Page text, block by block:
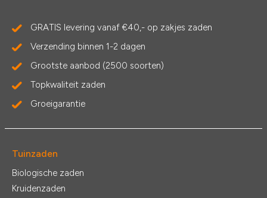
GRATIS levering vanaf €40,- op zakjes zaden
Verzending binnen 1-2 dagen
Grootste aanbod (2500 soorten)
Topkwaliteit zaden
Groeigarantie
Tuinzaden
Biologische zaden
Kruidenzaden